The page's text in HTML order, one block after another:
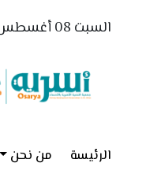
السبت 08 أغسطس 2026 / 25-صفر-1448
الرئيسة من نحن